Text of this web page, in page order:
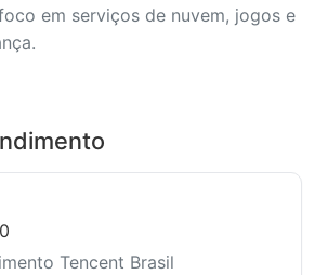
em serviços de nuvem, jogos e
Tencent Brasil